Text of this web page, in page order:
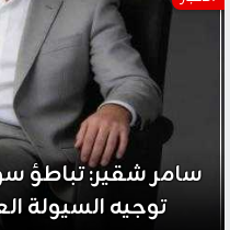
سامر شقير: تباطؤ
توجيه السيولة